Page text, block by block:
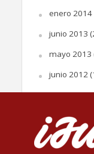
enero 2014
junio 2013
mayo 2013
junio 2012